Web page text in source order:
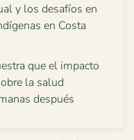
y los desafíos en
en Costa
que el impacto
la salud
después